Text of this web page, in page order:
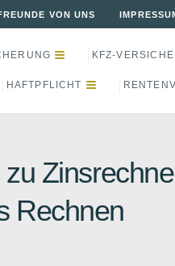
VON UNS
KFZ-
HAFTPFLICHT
Rechnen